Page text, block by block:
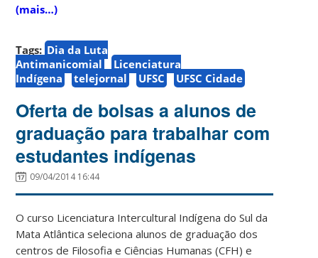
(mais…)
Tags: Dia da Luta
Antimanicomial
Licenciatura
Indígena
telejornal UFSC UFSC Cidade
Oferta de bolsas a alunos de
graduação para trabalhar com
estudantes indígenas
09/04/2014 16:44
O curso Licenciatura Intercultural Indígena do Sul da
Mata Atlântica seleciona alunos de graduação dos
centros de Filosofia e Ciências Humanas (CFH) e